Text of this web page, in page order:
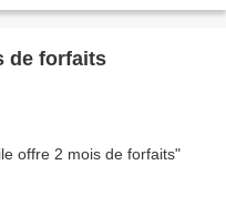
de forfaits